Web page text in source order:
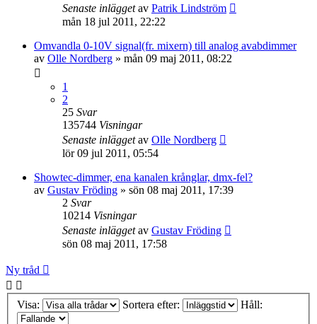
Senaste inläggetav Patrik Lindström
mån 18 jul 2011, 22:22
Omvandla 0-10V signal(fr. mixern) till analog avabdimmer
av Olle Nordberg » mån 09 maj 2011, 08:22
1
2
25 Svar
135744 Visningar
Senaste inläggetav Olle Nordberg
lör 09 jul 2011, 05:54
Showtec-dimmer, ena kanalen krånglar, dmx-fel?
av Gustav Fröding » sön 08 maj 2011, 17:39
2 Svar
10214 Visningar
Senaste inläggetav Gustav Fröding
sön 08 maj 2011, 17:58
Ny tråd
Visa: Sortera efter: Håll: